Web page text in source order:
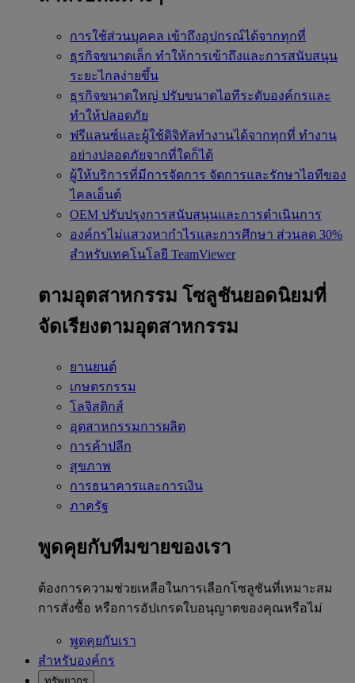
การใช้ส่วนบุคคล เข้าถึงอุปกรณ์ได้จากทุกที่
ธุรกิจขนาดเล็ก ทำให้การเข้าถึงและการสนับสนุน
ระยะไกลง่ายขึ้น
ธุรกิจขนาดใหญ่ ปรับขนาดไอทีระดับองค์กรและ
ทำให้ปลอดภัย
ฟรีแลนซ์และผู้ใช้ดิจิทัลทำงานได้จากทุกที่ ทำงาน
อย่างปลอดภัยจากที่ใดก็ได้
ผู้ให้บริการที่มีการจัดการ จัดการและรักษาไอทีของ
ไคลเอ็นต์
OEM ปรับปรุงการสนับสนุนและการดำเนินการ
องค์กรไม่แสวงหากำไรและการศึกษา ส่วนลด 30%
สำหรับเทคโนโลยี TeamViewer
ตามอุตสาหกรรม โซลูชันยอดนิยมที่
จัดเรียงตามอุตสาหกรรม
ยานยนต์
เกษตรกรรม
โลจิสติกส์
อุตสาหกรรมการผลิต
การค้าปลีก
สุขภาพ
การธนาคารและการเงิน
ภาครัฐ
พูดคุยกับทีมขายของเรา
ต้องการความช่วยเหลือในการเลือกโซลูชันที่เหมาะสม
การสั่งซื้อ หรือการอัปเกรดใบอนุญาตของคุณหรือไม่
พูดคุยกับเรา
สำหรับองค์กร